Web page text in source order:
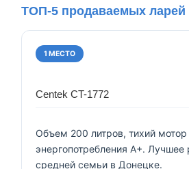
ТОП-5 продаваемых
1 МЕСТО
Centek CT-1772
Объем 200 литров, тихий мотор
энергопотребления А+. Лучшее
средней семьи в Донецке.